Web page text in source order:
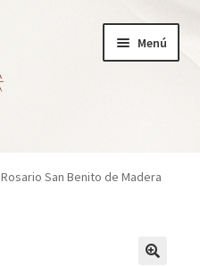
Menú
Rosario San Benito de Madera